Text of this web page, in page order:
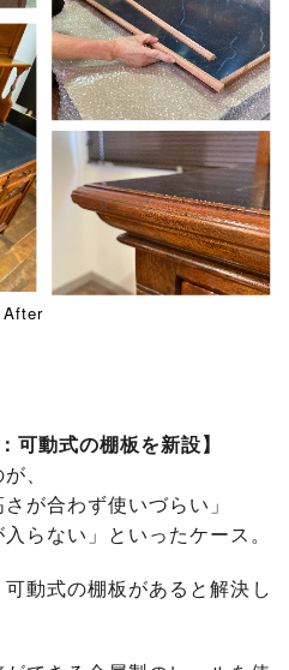
After
動式の棚板を新設】
、
が合わず使いづらい」
らない」といったケース。
可動式の棚板があると解決し